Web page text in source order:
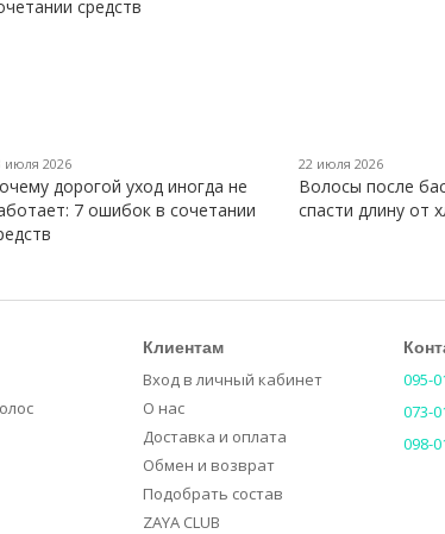
июля 2026
дорогой уход иногда не
7 ошибок в сочетании
22 июля 2026
Волосы после
спасти длину от
Клиентам
Вход в личный кабинет
О нас
Доставка и оплата
Обмен и возврат
Подобрать состав
ZAYA CLUB
095-
073-
098-